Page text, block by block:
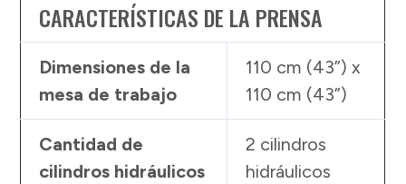
CARACTERÍSTICAS DE LA PRENSA
Dimensiones de la
mesa de trabajo
110 cm (43”) x
110 cm (43”)
Cantidad de
cilindros hidráulicos
2 cilindros
hidráulicos